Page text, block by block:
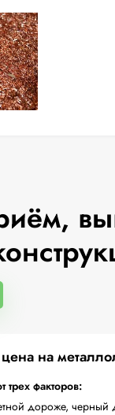
цена на
трех факторов:
дороже, черный